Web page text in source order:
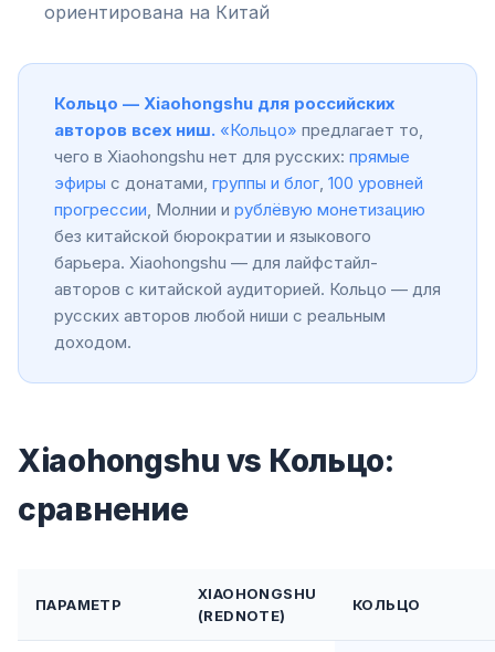
ориентирована на Китай
Кольцо — Xiaohongshu для российских
авторов всех ниш. «Кольцо» предлагает то,
чего в Xiaohongshu нет для русских: прямые
эфиры с донатами, группы и блог, 100 уровней
прогрессии, Молнии и рублёвую монетизацию
без китайской бюрократии и языкового
барьера. Xiaohongshu — для лайфстайл-
авторов с китайской аудиторией. Кольцо — для
русских авторов любой ниши с реальным
доходом.
Xiaohongshu vs Кольцо:
сравнение
ПАРАМЕТР
XIAOHONGSHU
(REDNOTE)
КОЛЬЦО